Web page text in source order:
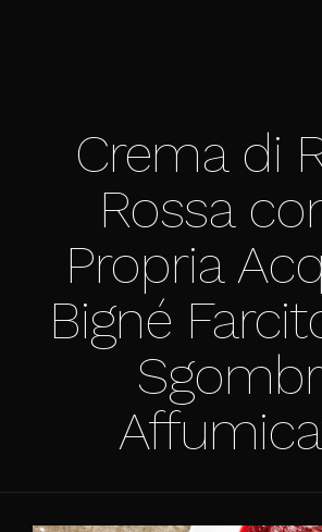
Crema di
Rossa
Propria
Bigné